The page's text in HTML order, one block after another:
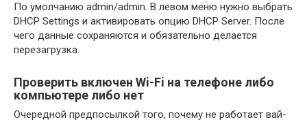
По умолчанию admin/admin. В левом меню нужно выбрать
DHCP Settings и активировать опцию DHCP Server. После
чего данные сохраняются и обязательно делается
перезагрузка.
Проверить включен Wi-Fi на телефоне либо
компьютере либо нет
Очередной предпосылкой того, почему не работает вай-